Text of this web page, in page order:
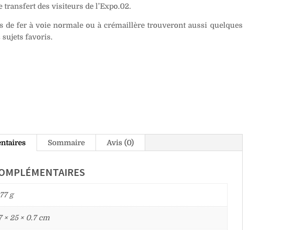
des visiteurs de l’Expo.02.
de fer à voie normale ou à crémaillère trouveront aussi quelques
favoris.
Sommaire Avis (0)
g
× 25 × 0.7 cm